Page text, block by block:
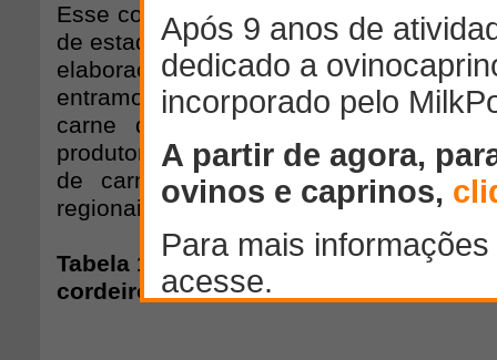
Esse conteúdo é inédito e a tendência
de estados que ainda não estão na
elaboração desse projeto, realizamos
entramos em contato com
carne de várias praças
produtores que possuem uma marca
de carne) e órgãos estaduais que
regionais de carne de cordeiro.
Tabela 1 – Média do preço do kg/
cordeiro cotados em 10 estados do